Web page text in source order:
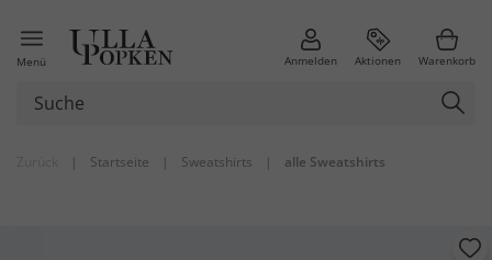
Menü Anmelden Aktionen Warenkorb
| Startseite | Sweatshirts | alle Sweatshirts